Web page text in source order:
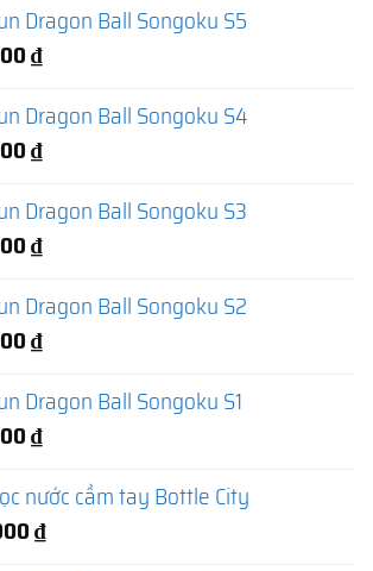
Dragon Ball Songoku S5
₫
Dragon Ball Songoku S4
₫
Dragon Ball Songoku S3
₫
Dragon Ball Songoku S2
₫
Dragon Ball Songoku S1
₫
nước cầm tay Bottle City
₫